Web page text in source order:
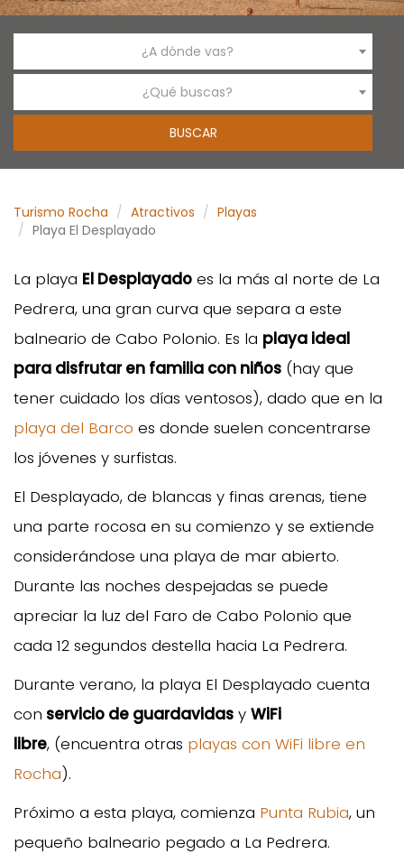
¿A dónde vas?
¿Qué buscas?
Turismo Rocha Atractivos
Playas
Playa El Desplayado
La playa El Desplayado es la más al norte de La
Pedrera, una gran curva que separa a este
balneario de Cabo Polonio. Es la playa ideal
para disfrutar en familia con niños (hay que
tener cuidado los días ventosos), dado que en la
playa del Barco es donde suelen concentrarse
los jóvenes y surfistas.
El Desplayado, de blancas y finas arenas, tiene
una parte rocosa en su comienzo y se extiende
considerándose una playa de mar abierto.
Durante las noches despejadas se puede
apreciar la luz del Faro de Cabo Polonio que
cada 12 segundos destella hacia La Pedrera.
Durante verano, la playa El Desplayado cuenta
con servicio de guardavidas y WiFi
libre, (encuentra otras playas con WiFi libre en
Rocha).
Próximo a esta playa, comienza Punta Rubia, un
pequeño balneario pegado a La Pedrera.